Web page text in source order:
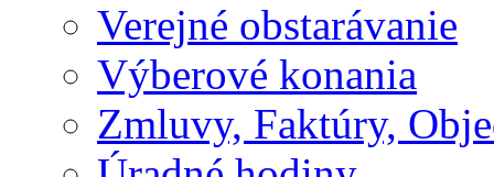
Verejné obstarávanie
Výberové konania
Zmluvy, Faktúry,